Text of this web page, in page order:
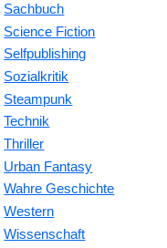
Sachbuch
Science Fiction
Selfpublishing
Sozialkritik
Steampunk
Technik
Thriller
Urban Fantasy
Wahre Geschichte
Western
Wissenschaft